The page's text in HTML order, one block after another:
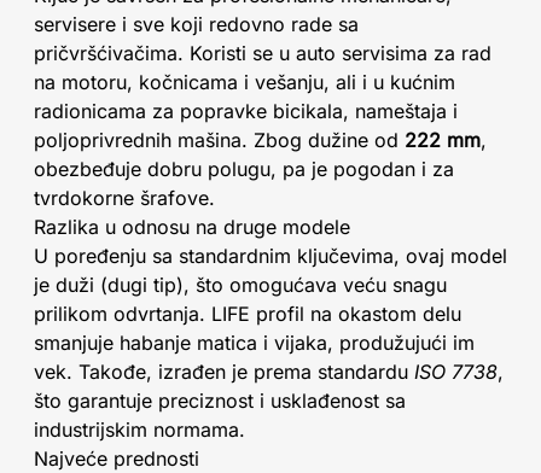
servisere i sve koji redovno rade sa
pričvršćivačima. Koristi se u auto servisima za rad
na motoru, kočnicama i vešanju, ali i u kućnim
radionicama za popravke bicikala, nameštaja i
poljoprivrednih mašina. Zbog dužine od 222 mm,
obezbeđuje dobru polugu, pa je pogodan i za
tvrdokorne šrafove.
Razlika u odnosu na druge modele
U poređenju sa standardnim ključevima, ovaj model
je duži (dugi tip), što omogućava veću snagu
prilikom odvrtanja. LIFE profil na okastom delu
smanjuje habanje matica i vijaka, produžujući im
vek. Takođe, izrađen je prema standardu ISO 7738,
što garantuje preciznost i usklađenost sa
industrijskim normama.
Najveće prednosti